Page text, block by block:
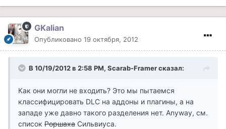
GKalian
Опубликовано 19 октября, 2012
В 10/19/2012 в 2:58 PM, Scarab-Framer сказал:
Как они могли не входить? Это мы пытаемся
классифицировать DLC на аддоны и плагины, а на
западе уже давно такого разделения нет. Anyway, см.
список Роршаха Сильвиуса.